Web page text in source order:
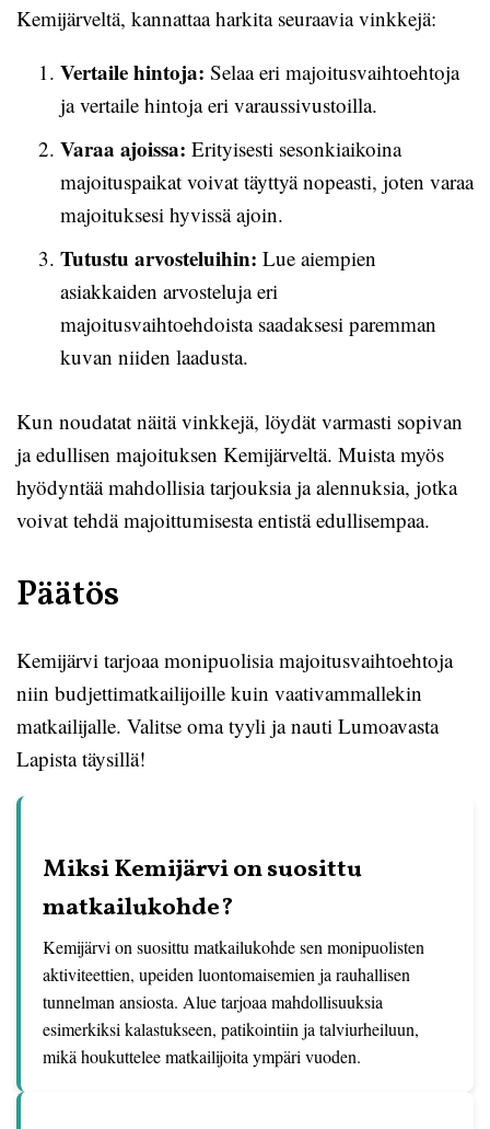
Kemijärveltä, kannattaa harkita seuraavia vinkkejä:
Vertaile hintoja: Selaa eri majoitusvaihtoehtoja
ja vertaile hintoja eri varaussivustoilla.
Varaa ajoissa: Erityisesti sesonkiaikoina
majoituspaikat voivat täyttyä nopeasti, joten varaa
majoituksesi hyvissä ajoin.
Tutustu arvosteluihin: Lue aiempien
asiakkaiden arvosteluja eri
majoitusvaihtoehdoista saadaksesi paremman
kuvan niiden laadusta.
Kun noudatat näitä vinkkejä, löydät varmasti sopivan
ja edullisen majoituksen Kemijärveltä. Muista myös
hyödyntää mahdollisia tarjouksia ja alennuksia, jotka
voivat tehdä majoittumisesta entistä edullisempaa.
Päätös
Kemijärvi tarjoaa monipuolisia majoitusvaihtoehtoja
niin budjettimatkailijoille kuin vaativammallekin
matkailijalle. Valitse oma tyyli ja nauti Lumoavasta
Lapista täysillä!
Miksi Kemijärvi on suosittu
matkailukohde?
Kemijärvi on suosittu matkailukohde sen monipuolisten
aktiviteettien, upeiden luontomaisemien ja rauhallisen
tunnelman ansiosta. Alue tarjoaa mahdollisuuksia
esimerkiksi kalastukseen, patikointiin ja talviurheiluun,
mikä houkuttelee matkailijoita ympäri vuoden.